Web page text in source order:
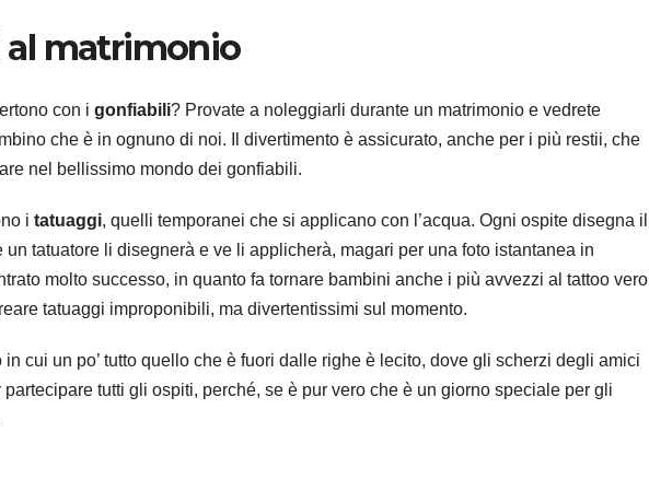
matrimonio
con i gonfiabili? Provate a noleggiarli durante un matrimonio e vedrete
che è in ognuno di noi. Il divertimento è assicurato, anche per i più restii, che
nel bellissimo mondo dei gonfiabili.
i tatuaggi, quelli temporanei che si applicano con l’acqua. Ogni ospite disegna il
tatuatore li disegnerà e ve li applicherà, magari per una foto istantanea in
molto successo, in quanto fa tornare bambini anche i più avvezzi al tattoo vero
tatuaggi improponibili, ma divertentissimi sul momento.
in cui un po’ tutto quello che è fuori dalle righe è lecito, dove gli scherzi degli amici
tutti gli ospiti, perché, se è pur vero che è un giorno speciale per gli